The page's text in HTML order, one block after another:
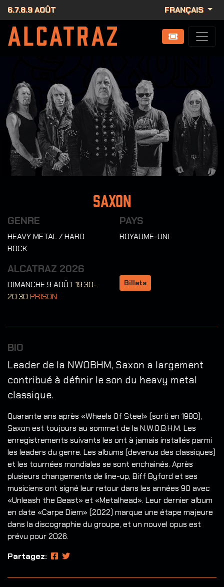
6.7.8.9 AOÛT FRANÇAIS
Saxon
GENRE
HEAVY METAL / HARD
ROCK
PAYS
ROYAUME-UNI
ALCATRAZ 2026
DIMANCHE 9 AOÛT 19:30-
20:30 PRISON
Billets
BIO
Leader de la NWOBHM, Saxon a largement
contribué à définir le son du heavy metal
classique.
Quarante ans après «Wheels Of Steel» (sorti en 1980),
Saxon est toujours au sommet de la N.W.O.B.H.M. Les
enregistrements suivants les ont à jamais installés parmi
les leaders du genre. Les albums (devenus des classiques)
et les tournées mondiales se sont enchainés. Après
plusieurs changements de line-up, Biff Byford et ses
musiciens ont signé leur retour dans les années 90 avec
«Unleash the Beast» et «Metalhead». Leur dernier album
en date «Carpe Diem» (2022) marque une étape majeure
dans la discographie du groupe, et un nouvel opus est
prévu pour 2026.
Partagez: